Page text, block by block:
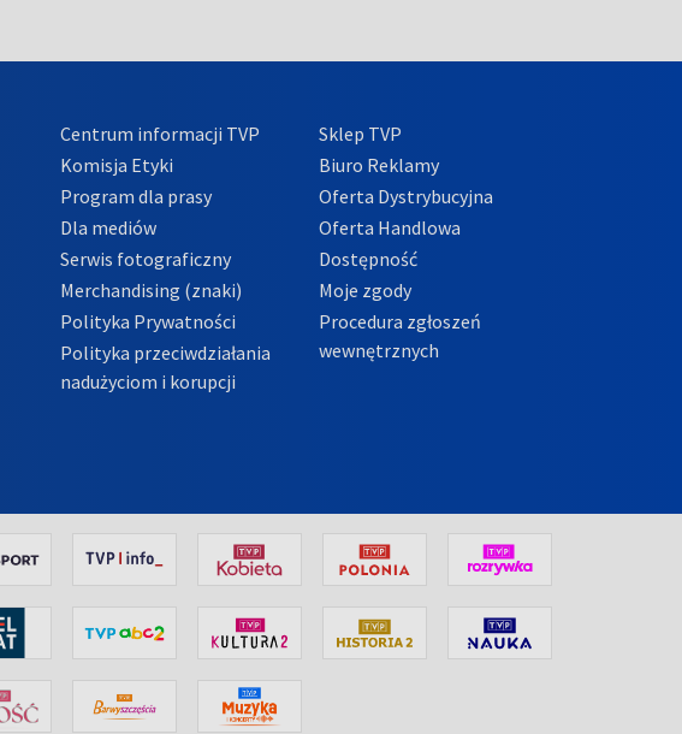
Centrum informacji TVP
Komisja Etyki
Program dla prasy
Dla mediów
Serwis fotograficzny
Merchandising (znaki)
Polityka Prywatności
Polityka przeciwdziałania
nadużyciom i korupcji
Sklep TVP
Biuro Reklamy
Oferta Dystrybucyjna
Oferta Handlowa
Dostępność
Moje zgody
Procedura zgłoszeń
wewnętrznych